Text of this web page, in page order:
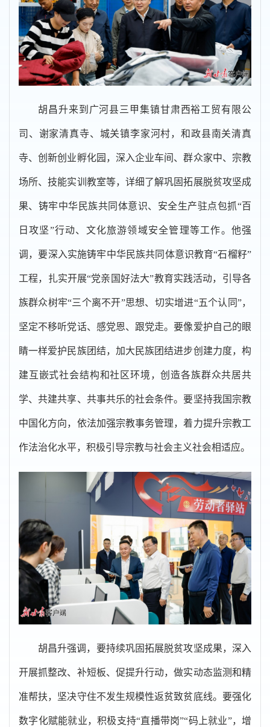
胡昌升来到广河县三甲集镇甘肃西裕工贸有限公
司、谢家清真寺、城关镇李家河村，和政县南关清真
寺、创新创业孵化园，深入企业车间、群众家中、宗教
场所、技能实训教室等，详细了解巩固拓展脱贫攻坚成
果、铸牢中华民族共同体意识、安全生产驻点包抓“百
日攻坚”行动、文化旅游领域安全管理等工作。他强
调，要深入实施铸牢中华民族共同体意识教育“石榴籽”
工程，扎实开展“党亲国好法大”教育实践活动，引导各
族群众树牢“三个离不开”思想、切实增进“五个认同”，
坚定不移听党话、感党恩、跟党走。要像爱护自己的眼
睛一样爱护民族团结，加大民族团结进步创建力度，构
建互嵌式社会结构和社区环境，创造各族群众共居共
学、共建共享、共事共乐的社会条件。要坚持我国宗教
中国化方向，依法加强宗教事务管理，着力提升宗教工
作法治化水平，积极引导宗教与社会主义社会相适应。
胡昌升强调，要持续巩固拓展脱贫攻坚成果，深入
开展抓整改、补短板、促提升行动，做实动态监测和精
准帮扶，坚决守住不发生规模性返贫致贫底线。要强化
数字化赋能就业，积极支持“直播带岗”“码上就业”，增